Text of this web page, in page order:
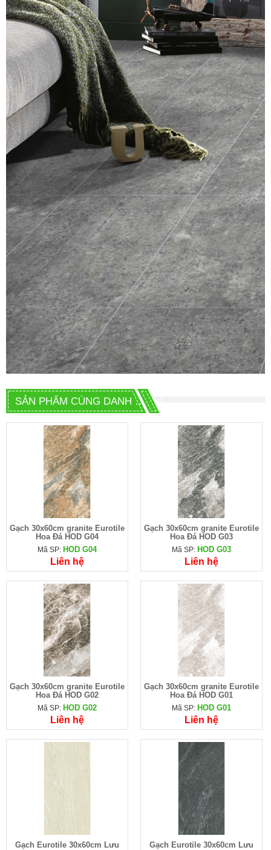
SẢN PHẨM CÙNG DANH MỤC
Gạch 30x60cm granite Eurotile
Hoa Đá HOD G04
Mã SP: HOD G04
Liên hệ
Gạch 30x60cm granite Eurotile
Hoa Đá HOD G03
Mã SP: HOD G03
Liên hệ
Gạch 30x60cm granite Eurotile
Hoa Đá HOD G02
Mã SP: HOD G02
Liên hệ
Gạch 30x60cm granite Eurotile
Hoa Đá HOD G01
Mã SP: HOD G01
Liên hệ
Gạch Eurotile 30x60cm Lưu
Gạch Eurotile 30x60cm Lưu